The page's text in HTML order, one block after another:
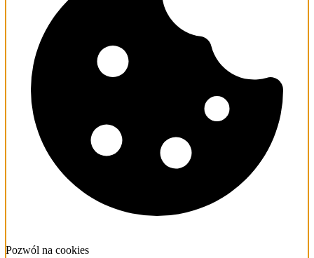
Pozwól na cookies